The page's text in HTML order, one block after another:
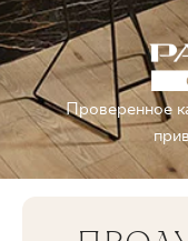
ДЛЯ
Проверенное